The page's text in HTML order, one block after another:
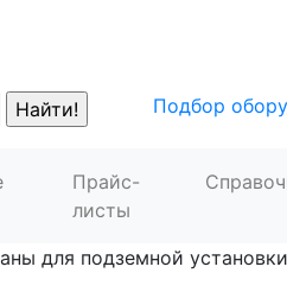
Подбор
Прайс-
листы
для подземной